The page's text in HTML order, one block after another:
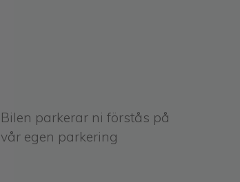
Bilen parkerar ni förstås på
vår egen parkering